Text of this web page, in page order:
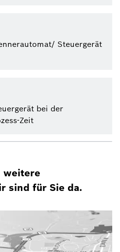
Steuergerät
bei der
Zeit
weitere
sind für Sie da.